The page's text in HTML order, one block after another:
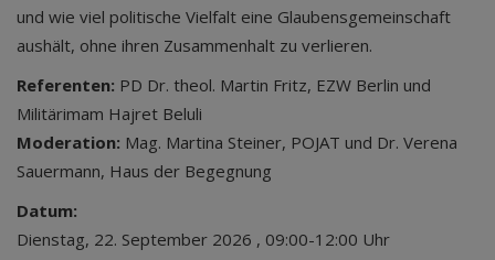
und wie viel politische Vielfalt eine Glaubensgemeinschaft
aushält, ohne ihren Zusammenhalt zu verlieren.
Referenten: PD Dr. theol. Martin Fritz, EZW Berlin und
Militärimam Hajret Beluli
Moderation: Mag. Martina Steiner, POJAT und Dr. Verena
Sauermann, Haus der Begegnung
Datum:
Dienstag, 22. September 2026 , 09:00-12:00 Uhr